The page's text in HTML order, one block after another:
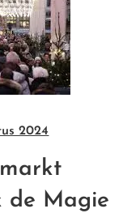
2024
de Magie